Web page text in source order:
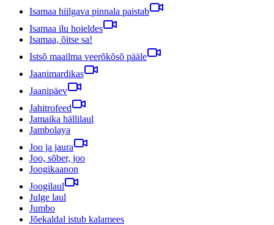
Isamaa hiilgava pinnala paistab
Isamaa ilu hoieldes
Isamaa, õitse sa!
Istsõ maailma veerõkõsõ pääle
Jaanimardikas
Jaanipäev
Jahitrofeed
Jamaika hällilaul
Jambolaya
Joo ja jaura
Joo, sõber, joo
Joogikaanon
Joogilaul
Julge laul
Jumbo
Jõekaldal istub kalamees